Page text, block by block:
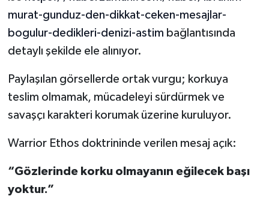
murat-gunduz-den-dikkat-ceken-mesajlar-
bogulur-dedikleri-denizi-astim bağlantısında
detaylı şekilde ele alınıyor.
Paylaşılan görsellerde ortak vurgu; korkuya
teslim olmamak, mücadeleyi sürdürmek ve
savaşçı karakteri korumak üzerine kuruluyor.
Warrior Ethos doktrininde verilen mesaj açık:
“Gözlerinde korku olmayanın eğilecek başı
yoktur.”